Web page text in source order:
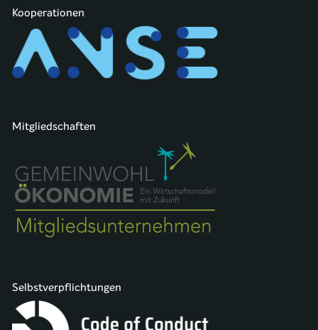
Kooperationen
Mitgliedschaften
Selbstverpflichtungen